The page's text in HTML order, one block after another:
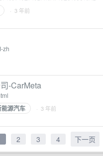
· 3 年前
zh
-CarMeta
能源汽车 · 3 年前
2 3 4 下一页